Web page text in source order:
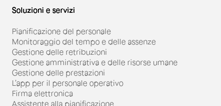
Soluzioni e servizi
Pianificazione del personale
Monitoraggio del tempo e delle assenze
Gestione delle retribuzioni
Gestione amministrativa e delle risorse umane
Gestione delle prestazioni
L’app per il personale operativo
Firma elettronica
Assistente alla pianificazione